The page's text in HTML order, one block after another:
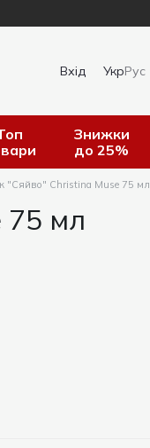
Вхід УкрРус
Знижки
до 25%
"Сяйво" Christina Muse 75 мл
75 мл